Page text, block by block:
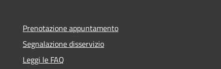
Prenotazione appuntamento
Segnalazione disservizio
Leggi le FAQ